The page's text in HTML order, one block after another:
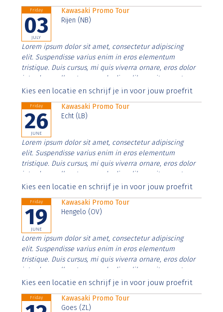
Friday
03
JULY
Kawasaki Promo Tour
Rijen (NB)
Lorem ipsum dolor sit amet, consectetur adipiscing
elit. Suspendisse varius enim in eros elementum
tristique. Duis cursus, mi quis viverra ornare, eros dolor
interdum nulla, ut commodo diam libero vitae erat.
Aenean faucibus nibh et justo cursus id rutrum lorem
Kies een locatie en schrijf je in voor jouw proefrit
Friday
26
JUNE
Kawasaki Promo Tour
Echt (LB)
Lorem ipsum dolor sit amet, consectetur adipiscing
elit. Suspendisse varius enim in eros elementum
tristique. Duis cursus, mi quis viverra ornare, eros dolor
interdum nulla, ut commodo diam libero vitae erat.
Aenean faucibus nibh et justo cursus id rutrum lorem
Kies een locatie en schrijf je in voor jouw proefrit
Friday
19
JUNE
Kawasaki Promo Tour
Hengelo (OV)
Lorem ipsum dolor sit amet, consectetur adipiscing
elit. Suspendisse varius enim in eros elementum
tristique. Duis cursus, mi quis viverra ornare, eros dolor
interdum nulla, ut commodo diam libero vitae erat.
Aenean faucibus nibh et justo cursus id rutrum lorem
Kies een locatie en schrijf je in voor jouw proefrit
Friday
Kawasaki Promo Tour
Goes (ZL)